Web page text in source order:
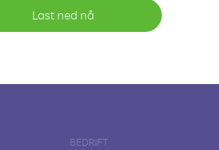
Last ned nå
BEDRIFT